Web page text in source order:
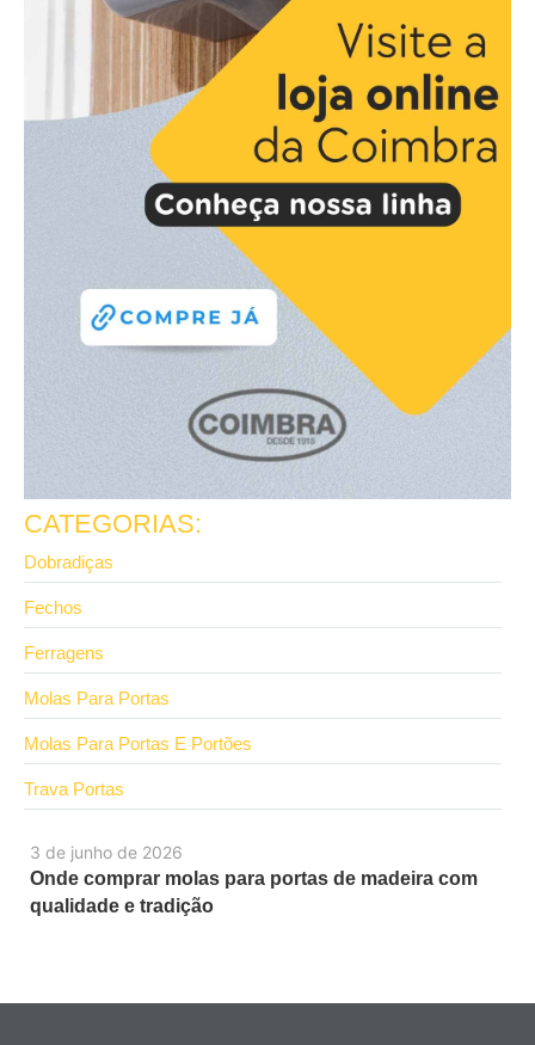
3 de junho de 2026
Onde comprar molas para portas de madeira com
qualidade e tradição
CATEGORIAS:
Dobradiças
Fechos
Ferragens
Molas Para Portas
Molas Para Portas E Portões
Trava Portas